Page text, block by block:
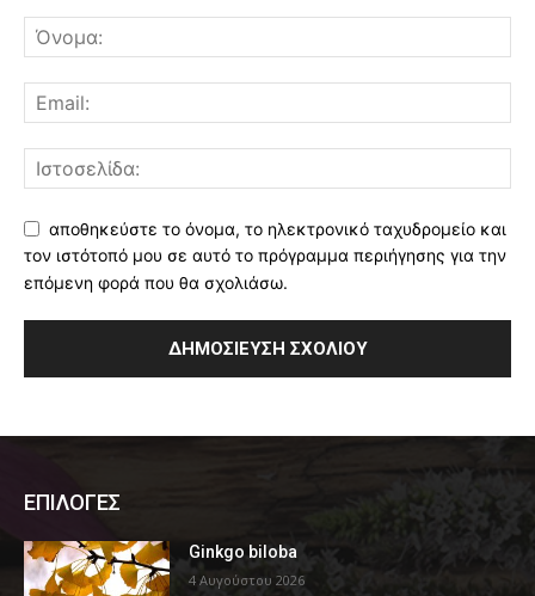
αποθηκεύστε το όνομα, το ηλεκτρονικό ταχυδρομείο και
τον ιστότοπό μου σε αυτό το πρόγραμμα περιήγησης για την
επόμενη φορά που θα σχολιάσω.
ΕΠΙΛΟΓΕΣ
Ginkgo biloba
4 Αυγούστου 2026